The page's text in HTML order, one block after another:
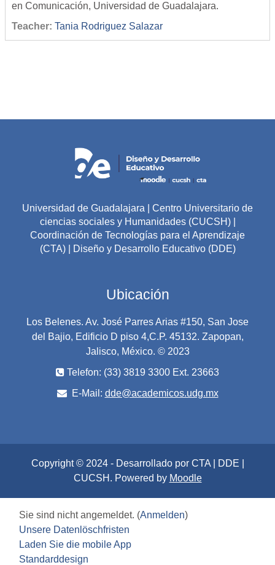
en Comunicación, Universidad de Guadalajara.
Teacher: Tania Rodriguez Salazar
Universidad de Guadalajara | Centro Universitario de
ciencias sociales y Humanidades (CUCSH) |
Coordinación de Tecnologías para el Aprendizaje
(CTA) | Diseño y Desarrollo Educativo (DDE)
Ubicación
Los Belenes. Av. José Parres Arias #150, San Jose
del Bajio, Edificio D piso 4,C.P. 45132. Zapopan,
Jalisco, México. © 2023
Telefon: (33) 3819 3300 Ext. 23663
E-Mail: dde@academicos.udg.mx
Copyright © 2024 - Desarrollado por CTA | DDE |
CUCSH. Powered by Moodle
Sie sind nicht angemeldet. (Anmelden)
Unsere Datenlöschfristen
Laden Sie die mobile App
Standarddesign